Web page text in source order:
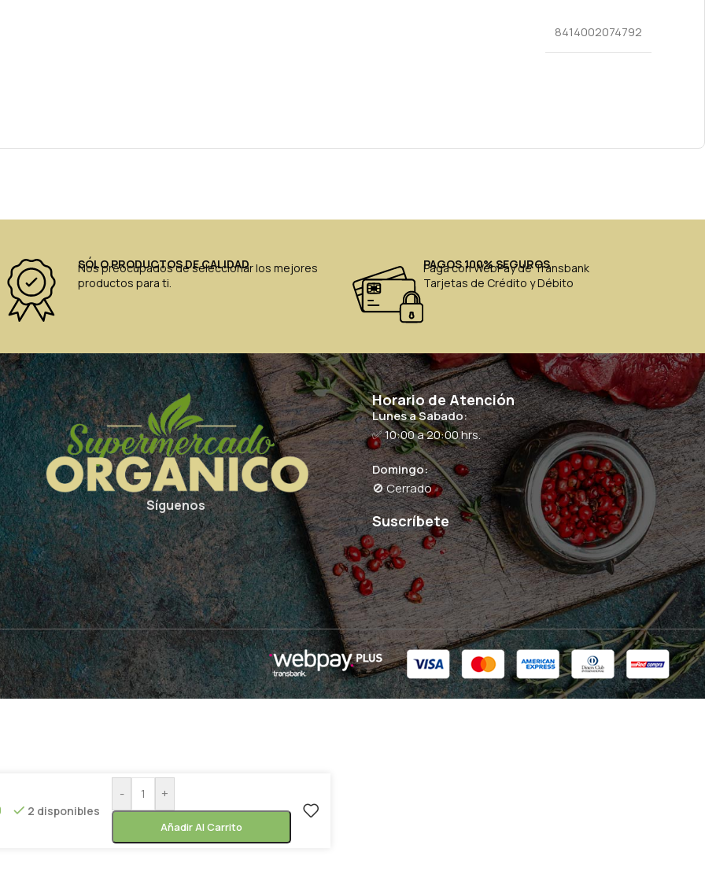
8414002074792
SÓLO PRODUCTOS DE CALIDAD
Nos preocupados de seleccionar los mejores
productos para ti.
PAGOS 100% SEGUROS
Paga con WebPay de Transbank
Tarjetas de Crédito y Débito
Síguenos
Horario de Atención
Lunes a Sabado:
✅ 10:00 a 20:00 hrs.
Domingo:
🚫 Cerrado
Suscríbete
2 disponibles
- +
Añadir Al Carrito